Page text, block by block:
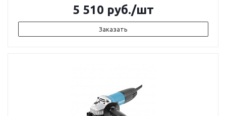
5 510 руб./шт
Заказать